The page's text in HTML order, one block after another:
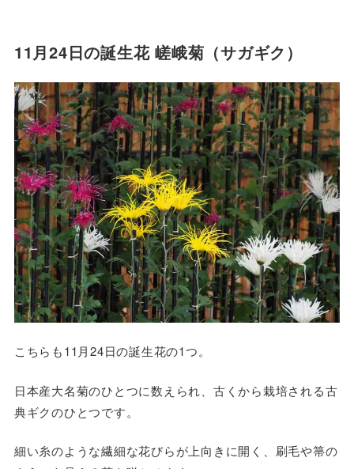
11月24日の誕生花 嵯峨菊（サガギク）
こちらも11月24日の誕生花の1つ。
日本産大名菊のひとつに数えられ、古くから栽培される古
典ギクのひとつです。
細い糸のような繊細な花びらが上向きに開く、刷毛や箒の